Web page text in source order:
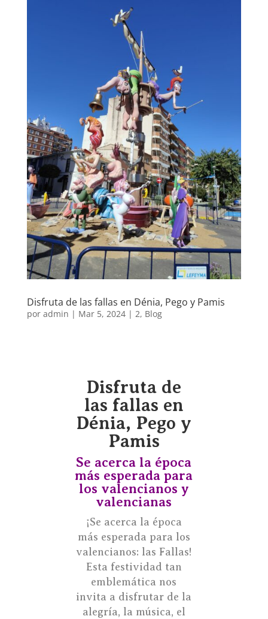
Disfruta de las fallas en Dénia, Pego y Pamis
por admin | Mar 5, 2024| 2, Blog
Disfruta de
las fallas en
Dénia, Pego y
Pamis
Se acerca la época
más esperada para
los valencianos y
valencianas
¡Se acerca la época
más esperada para los
valencianos: las Fallas!
Esta festividad tan
emblemática nos
invita a disfrutar de la
alegría, la música, el